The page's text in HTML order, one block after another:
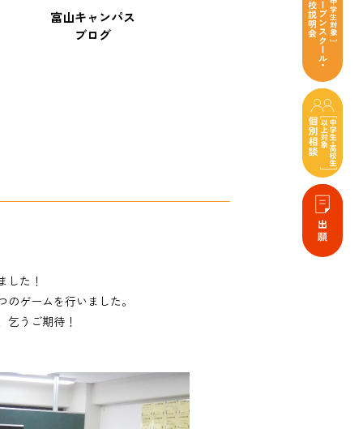
富山キャンパス
ブログ
した！
ゲームを行いました。
乞うご期待！